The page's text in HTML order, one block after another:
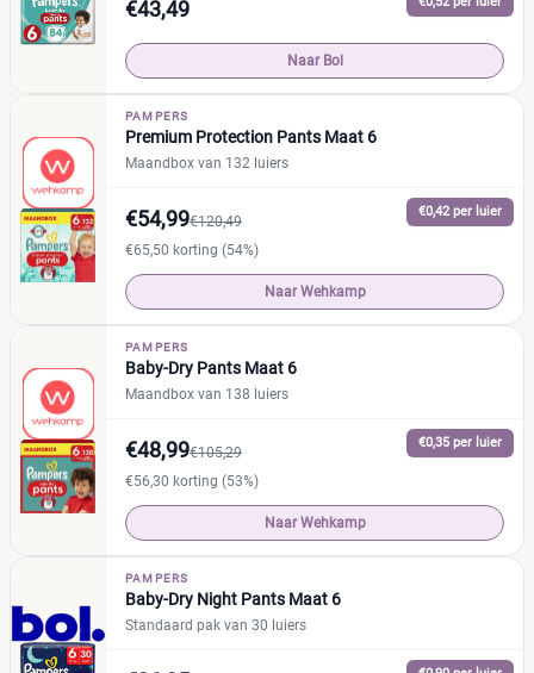
Trekpleister (0)
€ €
Soort
Babyluier (19)
Luierbroekje
Nachtluier (1)
Zwemluier (0)
Verpakking
Maandbox (27)
Standaard pak (36)
Voordeelpak
Voorraadbox
Maat
€43,49
Naar Bol
PAMPERS
Premium Protection Pants Maat 6
Maandbox van 132 luiers
€0,42 per luier
€54,99€120,49
€65,50 korting (54%)
Naar Wehkamp
PAMPERS
Baby-Dry Pants Maat 6
Maandbox van 138 luiers
€0,35 per luier
€48,99€105,29
€56,30 korting (53%)
Naar Wehkamp
PAMPERS
Baby-Dry Night Pants Maat 6
Standaard pak van 30 luiers